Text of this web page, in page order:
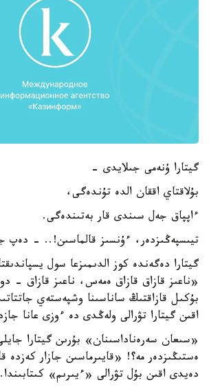
گيتارا ۇنەمى جىلايدى -
بۇلاقتاي اققان الدە تۇندەگى،
ءاپپاق جەل سىندى قار بەتىندەگى.
تيىسپەڭىزدەر، ءۇنسىز قالماسىن!.. - دەپ
گيتارا دەگەندە كوز الدىمىزعا سول
«ناعىز قازاق قازاق ەمەس، ناعىز قازاق -
بۇكىل قازاقتىڭ ساناسىنا وشپەستەي
اقىن گيتارا تۋرالى ولەڭدى دە ءوزى عانا
«سىعان سەرەناداسىنان» بۇرىن گيتارا
ەستىڭىزدەر مە؟! «قايىرماسىن جازار كەزدە
دەيدى اقىن بۇل تۋرالى «ءيىرىم» كىتابىندا.